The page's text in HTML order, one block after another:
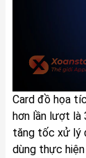
Card đồ họa
hơn lần lượt là
tăng tốc xử lý
dùng thực